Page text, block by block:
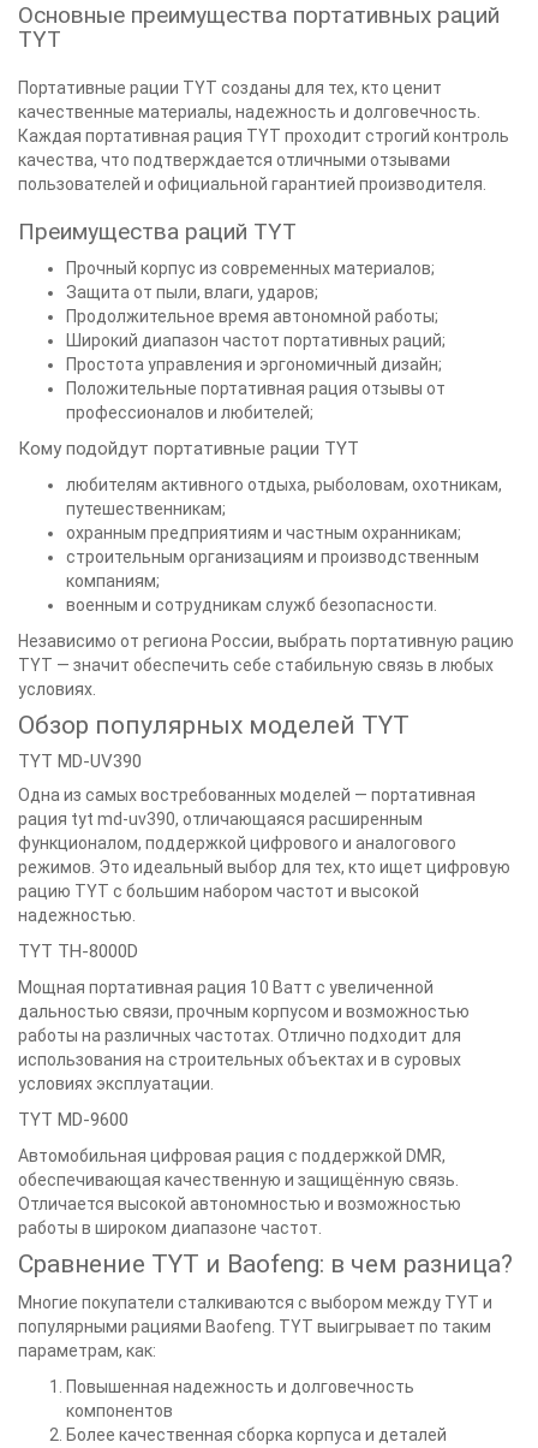
Основные преимущества портативных раций
TYT
Портативные рации TYT созданы для тех, кто ценит
качественные материалы, надежность и долговечность.
Каждая портативная рация TYT проходит строгий контроль
качества, что подтверждается отличными отзывами
пользователей и официальной гарантией производителя.
Преимущества раций TYT
Прочный корпус из современных материалов;
Защита от пыли, влаги, ударов;
Продолжительное время автономной работы;
Широкий диапазон частот портативных раций;
Простота управления и эргономичный дизайн;
Положительные портативная рация отзывы от
профессионалов и любителей;
Кому подойдут портативные рации TYT
любителям активного отдыха, рыболовам, охотникам,
путешественникам;
охранным предприятиям и частным охранникам;
строительным организациям и производственным
компаниям;
военным и сотрудникам служб безопасности.
Независимо от региона России, выбрать портативную рацию
TYT — значит обеспечить себе стабильную связь в любых
условиях.
Обзор популярных моделей TYT
TYT MD-UV390
Одна из самых востребованных моделей — портативная
рация tyt md-uv390, отличающаяся расширенным
функционалом, поддержкой цифрового и аналогового
режимов. Это идеальный выбор для тех, кто ищет цифровую
рацию TYT с большим набором частот и высокой
надежностью.
TYT TH-8000D
Мощная портативная рация 10 Ватт с увеличенной
дальностью связи, прочным корпусом и возможностью
работы на различных частотах. Отлично подходит для
использования на строительных объектах и в суровых
условиях эксплуатации.
TYT MD-9600
Автомобильная цифровая рация с поддержкой DMR,
обеспечивающая качественную и защищённую связь.
Отличается высокой автономностью и возможностью
работы в широком диапазоне частот.
Сравнение TYT и Baofeng: в чем разница?
Многие покупатели сталкиваются с выбором между TYT и
популярными рациями Baofeng. TYT выигрывает по таким
параметрам, как:
Повышенная надежность и долговечность
компонентов
Более качественная сборка корпуса и деталей